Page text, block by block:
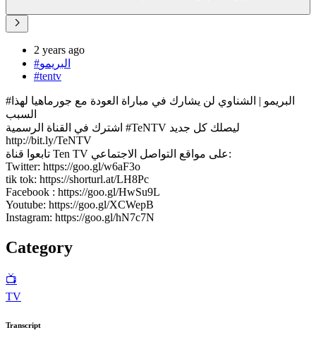
2 years ago
#البريمو
#tentv
#البريمو | الشناوي لن يشارك في مباراة العودة مع جورماهيا لهذا
السبب
اشترك في القناة الرسمية #TeNTV ليصلك كل جديد
http://bit.ly/TeNTV
تابعوا قناة Ten TV على مواقع التواصل الاجتماعي:
Twitter: https://goo.gl/w6aF3o
tik tok: https://shorturl.at/LH8Pc
Facebook : https://goo.gl/HwSu9L
Youtube: https://goo.gl/XCWepB
Instagram: https://goo.gl/hN7c7N
Category
📺
TV
Transcript